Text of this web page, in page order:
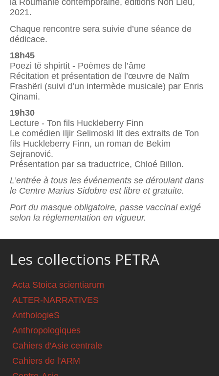
la Roumanie contemporaine, éditions Non Lieu,
2021.
Chaque rencontre sera suivie d’une séance de
dédicace.
18h45
Poezi të shpirtit - Poèmes de l’âme
Récitation et présentation de l’œuvre de Naïm
Frashëri (suivi d’un intermède musicale) par Enris
Qinami.
19h30
Lecture - Ton fils Huckleberry Finn
Le comédien Iljir Selimoski lit des extraits de Ton
fils Huckleberry Finn, un roman de Bekim
Sejranović.
Présentation par sa traductrice, Chloé Billon.
L’entrée à tous les événements se déroulant dans
le Centre Marius Sidobre est libre et gratuite.
Port du masque obligatoire, passe vaccinal exigé
selon la règlementation en vigueur.
Les collections PETRA
Acta Stoica scientiarum
ALTER-NARRATIVES
AnthologieS
Anthropologiques
Cahiers d'Asie centrale
Cahiers de l'ARM